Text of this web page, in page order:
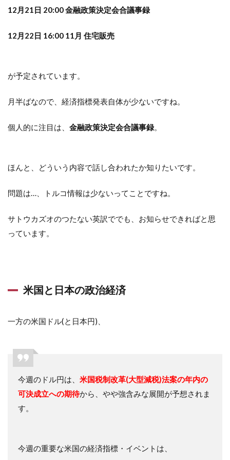
12月21日 20:00 金融政​​策決定会合議事録
12月22日 16:00 11月 住宅販売
が予定されています。
月半ばなので、経済指標発表自体が少ないですね。
個人的に注目は、 金融政​​策決定会合議事録。
ほんと、どういう内容で話し合われたか知りたいです。
問題は…、トルコ情報は少ないってことですね。
サトウカズオのつたない英訳ででも、お知らせできればと思
っています。
米国と日本の政治経済
一方の米国ドル(と日本円)、
今週のドル円は、 米国税制改革(大型減税)法案の年内の
可決成立への期待から、やや強含みな展開が予想されま
す。
今週の重要な米国の経済指標・イベントは、